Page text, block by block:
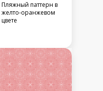
Пляжный паттерн в
желто-оранжевом
цвете